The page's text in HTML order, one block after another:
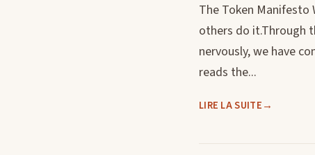
The Token
others do it.Through
nervously, we have
reads the...
LIRE LA SUITE